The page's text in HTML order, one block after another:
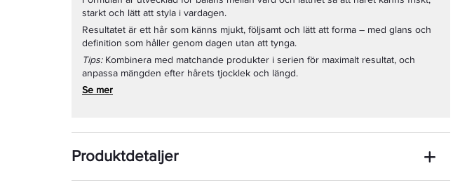
starkt och lätt att styla i vardagen.
Resultatet är ett hår som känns mjukt, följsamt och lätt att forma – med glans och
definition som håller genom dagen utan att tynga.
Tips:Kombinera med matchande produkter i serien för maximalt resultat, och
anpassa mängden efter hårets tjocklek och längd.
Se mer
Produktdetaljer